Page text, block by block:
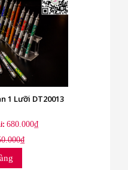
1 Lưỡi DT20013
680.000₫